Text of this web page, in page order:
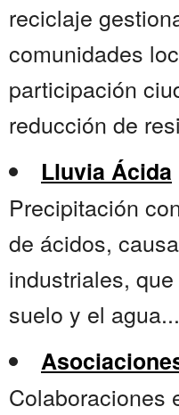
reciclaje
comunidades
participación
reducción de
Lluvia Ácida
Precipitación
de ácidos,
industriales,
suelo y el
Colaboraciones